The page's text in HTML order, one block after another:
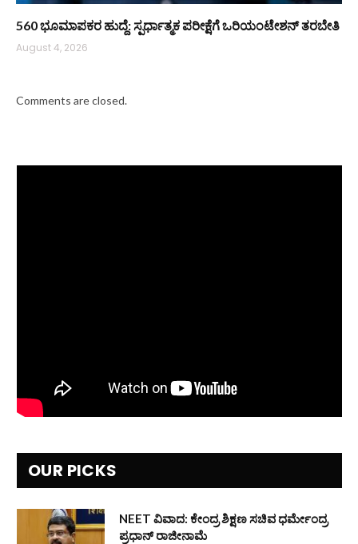
560 ಭೂಮಾಪಕರ ಹುದ್ದೆ: ಸ್ಪರ್ಧಾತ್ಮಕ ಪರೀಕ್ಷೆಗೆ ಒರಿಯಂಟೇಶನ್ ತರಬೇತಿ
August 4, 2026
Comments are closed.
OUR PICKS
NEET ವಿವಾದ: ಕೇಂದ್ರ ಶಿಕ್ಷಣ ಸಚಿವ ಧರ್ಮೇಂದ್ರ
ಪ್ರಧಾನ್ ರಾಜೀನಾಮೆ